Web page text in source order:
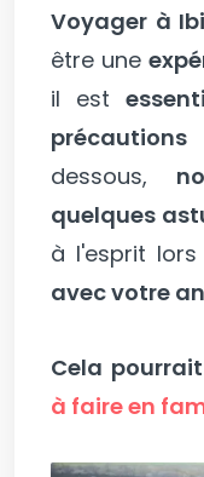
Voyager à
être une
il est
dessous,
quelques
à l'esprit
avec votre
Cela
à faire en